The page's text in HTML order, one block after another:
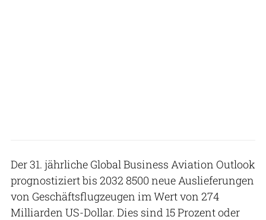
Der 31. jährliche Global Business Aviation Outlook
prognostiziert bis 2032 8500 neue Auslieferungen
von Geschäftsflugzeugen im Wert von 274
Milliarden US-Dollar. Dies sind 15 Prozent oder